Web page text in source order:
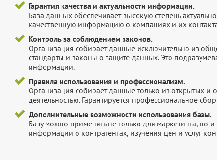
Гарантия качества и актуальности информации.
База данных обеспечивает высокую степень
качественную информацию о компаниях и их
Контроль за соблюдением законов.
Организация собирает данные исключительно из
стандарты и законы о защите данных. Это
информации.
Правила использования и профессионализм.
Организация собирает данные только из открытых и
деятельностью. Гарантируется профессиональное
Дополнительные возможности использования базы.
Базу можно применять не только для маркетинга, но
информации о контрагентах, изучения цен и услуг